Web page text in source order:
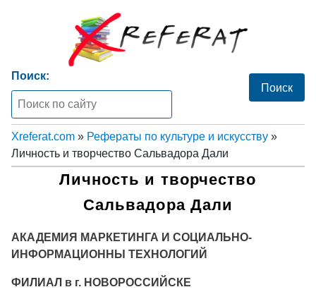
Поиск:
Xreferat.com » Рефераты по культуре и искусству »
Личность и творчество Сальвадора Дали
Личность и творчество
Сальвадора Дали
АКАДЕМИЯ МАРКЕТИНГА И СОЦИАЛЬНО-
ИНФОРМАЦИОННЫ ТЕХНОЛОГИЙ
ФИЛИАЛ в г. НОВОРОССИЙСКЕ